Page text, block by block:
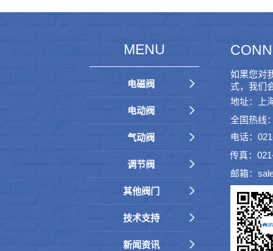
MENU
电磁阀
电动阀
气动阀
调节阀
其他阀门
技术支持
新闻资讯
如果您对
式，我们
地址：上
全国热线
电话：
传真：
邮箱：